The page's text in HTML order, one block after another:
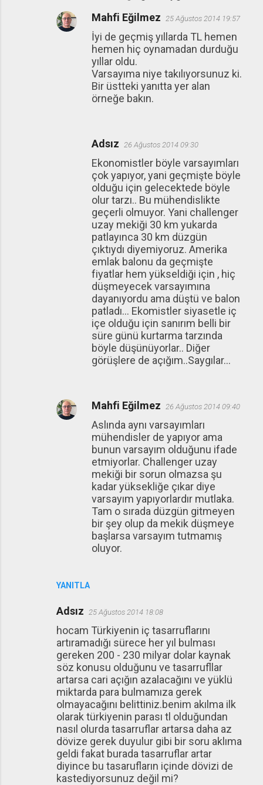
YANITLA
Mahfi Eğilmez 25 Ağustos 2014 19:57
İyi de geçmiş yıllarda TL hemen
hemen hiç oynamadan durduğu
yıllar oldu.
Varsayıma niye takılıyorsunuz ki.
Bir üstteki yanıtta yer alan
örneğe bakın.
Adsız 26 Ağustos 2014 09:30
Ekonomistler böyle varsayımları
çok yapıyor, yani geçmişte böyle
olduğu için gelecektede böyle
olur tarzı.. Bu mühendislikte
geçerli olmuyor. Yani challenger
uzay mekiği 30 km yukarda
patlayınca 30 km düzgün
çıktıydı diyemiyoruz. Amerika
emlak balonu da geçmişte
fiyatlar hem yükseldiği için , hiç
düşmeyecek varsayımına
dayanıyordu ama düştü ve balon
patladı... Ekomistler siyasetle iç
içe olduğu için sanırım belli bir
süre günü kurtarma tarzında
böyle düşünüyorlar.. Diğer
görüşlere de açığım..Saygılar...
Mahfi Eğilmez 26 Ağustos 2014 09:40
Aslında aynı varsayımları
mühendisler de yapıyor ama
bunun varsayım olduğunu ifade
etmiyorlar. Challenger uzay
mekiği bir sorun olmazsa şu
kadar yüksekliğe çıkar diye
varsayım yapıyorlardır mutlaka.
Tam o sırada düzgün gitmeyen
bir şey olup da mekik düşmeye
başlarsa varsayım tutmamış
oluyor.
Adsız 25 Ağustos 2014 18:08
hocam Türkiyenin iç tasarruflarını
artıramadığı sürece her yıl bulması
gereken 200 - 230 milyar dolar kaynak
söz konusu olduğunu ve tasarrufllar
artarsa cari açığın azalacağını ve yüklü
miktarda para bulmamıza gerek
olmayacağını belittiniz.benim akılma ilk
olarak türkiyenin parası tl olduğundan
nasıl olurda tasarruflar artarsa daha az
dövize gerek duyulur gibi bir soru aklıma
geldi fakat burada tasarruflar artar
diyince bu tasarufların içinde dövizi de
kastediyorsunuz değil mi?